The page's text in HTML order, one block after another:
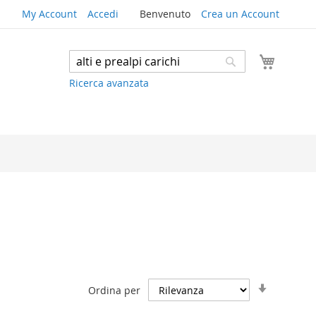
My Account Accedi Benvenuto Crea un Account
Search
Ricerca avanzata
Search
Ordina per